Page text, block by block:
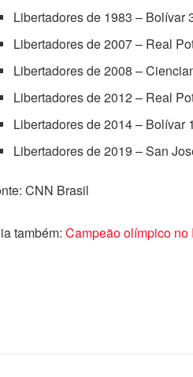
Libertadores de 1983 – Bolívar
Libertadores de 2007 – Real
Libertadores de 2008 –
Libertadores de 2012 – Real
Libertadores de 2014 – Bolívar
Libertadores de 2019 – San
CNN Brasil
também: Campeão olímpico